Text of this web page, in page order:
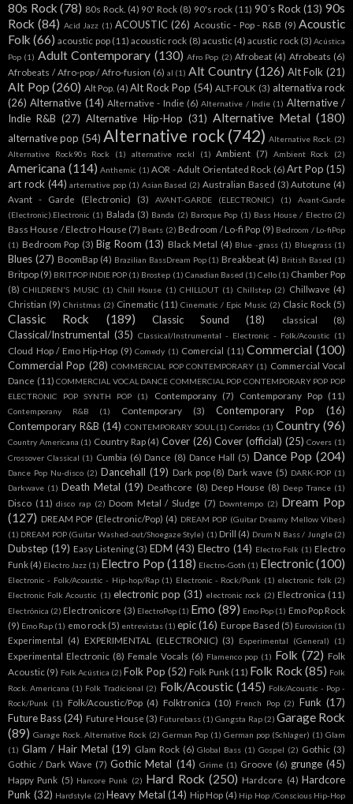
80s Rock (78) 80s Rock. (4) 90' Rock (8) 90's rock (11) 90´s Rock (13) 90s
Rock (84) Acid Jazz (1) ACOUSTIC (26) Acoustic - Pop - R&B (9) Acoustic
Folk (66) acoustic pop (11) acoustic rock (8) acustic (4) acustic rock (3) Acústica
Pop (1) Adult Contemporary (130) Afro Pop (2) Afrobeat (4) Afrobeats (6)
Afrobeats / Afro-pop / Afro-fusion (6) al (1) Alt Country (126) Alt Folk (21)
Alt Pop (260) Alt Pop. (4) Alt Rock Pop (54) ALT-FOLK (3) alternativa rock
(26) Alternative (14) Alternative - Indie (6) Alternative / Indie (1) Alternative /
Indie R&B (27) Alternative Hip-Hop (31) Alternative Metal (180)
alternative pop (54) Alternative rock (742) Alternative Rock. (2)
Alternative Rock90s Rock
(1) alternative rockl (1) Ambient (7) Ambient Rock (2)
Americana (114) Anthemic (1) AOR - Adult Orientated Rock (6) Art Pop (15)
art rock (44) arternative pop (1) Asian Based (2) Australian Based (3) Autotune (4)
Avant - Garde (Electronic)
(3) AVANT-GARDE (ELECTRONIC) (1)
Avant-Garde
(Electronic).Electronic (1) Balada (3) Banda (2) Baroque Pop (1) Bass House / Electro (2)
Bass House / Electro House (7) Beats (2) Bedroom / Lo-fi Pop (9) Bedroom / Lo-fiPop
(1) Bedroom Pop (3) Big Room (13) Black Metal (4) Blue -grass (1) Bluegrass (1)
Blues (27) BoomBap (4) Brazilian BassDream Pop (1) Breakbeat (4) British Based (1)
Britpop (9) BRITPOP INDIE POP (1) Brostep (1) Canadian Based (1) Cello (1) Chamber Pop
(8) CHILDREN'S MUSIC (1) Chill House (1) CHILLOUT (1) Chillstep (2) Chillwave (4)
Christian (9) Christmas (2) Cinematic (11) Cinematic / Epic Music (2) Clasic Rock (5)
Classic Rock (189) Classic Sound (18) classical (8)
Classical/Instrumental (35) Classical/Instrumental - Electronic - Folk/Acoustic (1)
Cloud Hop / Emo Hip-Hop (9) Comedy (1) Comercial (11) Commercial (100)
Commercial Pop (28) COMMERCIAL POP CONTEMPORARY (1) Commercial Vocal
Dance (11) COMMERCIAL VOCAL DANCE COMMERCIAL POP CONTEMPORARY POP POP
ELECTRONIC POP SYNTH POP
(1) Contemporany (7) Contemporany Pop (11)
Contemporany R&B (1) Contemporary (3) Contemporary Pop
(16)
Contemporary R&B (14) CONTEMPORARY SOUL (1) Corridos (1) Country (96)
Country Americana (1) Country Rap (4) Cover (26) Cover (official) (25) Covers (1)
Crossover Classical (1) Cumbia (6) Dance (8) Dance Hall (5) Dance Pop (204)
Dance Pop Nu-disco (2) Dancehall (19) Dark pop (8) Dark wave (5) DARK-POP (1)
Darkwave (1) Death Metal (19) Deathcore (8) Deep House (8) Deep Trance (1)
Disco (11) disco rap (2) Doom Metal / Sludge (7) Downtempo (2) Dream Pop
(127) DREAM POP (Electronic/Pop) (4) DREAM POP (Guitar Dreamy Mellow Vibes)
(1) DREAM POP (Guitar Washed-out/Shoegaze Style) (1) Drill (4) Drum N Bass / Jungle (2)
Dubstep (19) Easy Listening (3) EDM (43) Electro (14) Electro Folk (1) Electro
Funk (4) Electro Jazz (1) Electro Pop (118) Electro-Goth (1) Electronic(100)
Electronic - Folk/Acoustic - Hip-hop/Rap (1) Electronic - Rock/Punk (1) electronic folk (2)
Electronic Folk Acoustic (1) electronic pop (31) electronic rock (2) Electronica (11)
Electrónica (2) Electronicore (3) ElectroPop (1) Emo (89) Emo Pop (1) Emo Pop Rock
(9) Emo Rap (1) emo rock (5) entrevistas (1) epic (16) Europe Based (5) Eurovision (1)
Experimental (4) EXPERIMENTAL (ELECTRONIC) (3) Experimental (General) (1)
Experimental Electronic (8) Female Vocals (6) Flamenco pop (1) Folk (72) Folk
Acoustic (9) Folk Acústica (2) Folk Pop (52) Folk Punk (11) Folk Rock (85) Folk
Rock. Americana (1) Folk Tradicional (2) Folk/Acoustic (145) Folk/Acoustic - Pop -
Rock/Punk (1) Folk/Acoustic/Pop (4) Folktronica (10) French Pop (2) Funk (17)
Future Bass (24) Future House (3) Futurebass (1) Gangsta Rap (2) Garage Rock
(89) Garage Rock. Alternative Rock (2) German Pop (1) German pop (Schlager) (1) Glam
(1) Glam / Hair Metal (19) Glam Rock (6) Global Bass (1) Gospel (2) Gothic (3)
Gothic / Dark Wave (7) Gothic Metal (14) Grime (1) Groove (6) grunge (45)
Happy Punk (5) Harcore Punk (2) Hard Rock (250) Hardcore (4) Hardcore
Punk (32) Hardstyle (2) Heavy Metal (14) Hip Hop (4) Hip Hop /Conscious Hip-Hop